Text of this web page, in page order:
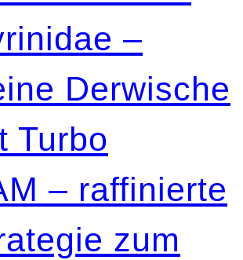
–
Derwische
Turbo
– raffinierte
zum